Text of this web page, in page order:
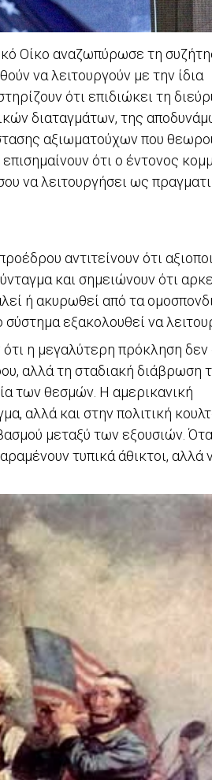
Οίκο αναζωπύρωσε τη
να λειτουργούν με την ίδια
ότι επιδιώκει τη
διαταγμάτων, της
αξιωματούχων που
ότι ο έντονος
να λειτουργήσει ως
αντιτείνουν ότι
και σημειώνουν ότι
ή ακυρωθεί από τα
εξακολουθεί να
η μεγαλύτερη πρόκληση
αλλά τη σταδιακή διάβρωση
των θεσμών. Η αμερικανική
αλλά και στην πολιτική
μεταξύ των εξουσιών.
τυπικά άθικτοι, αλλά